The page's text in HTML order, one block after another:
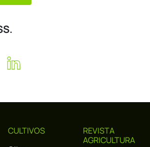
CULTIVOS
REVISTA
AGRICULTURA